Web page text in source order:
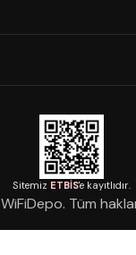
Sitemiz ETBİS'e kayıtlıdır.
WiFiDepo. Tüm